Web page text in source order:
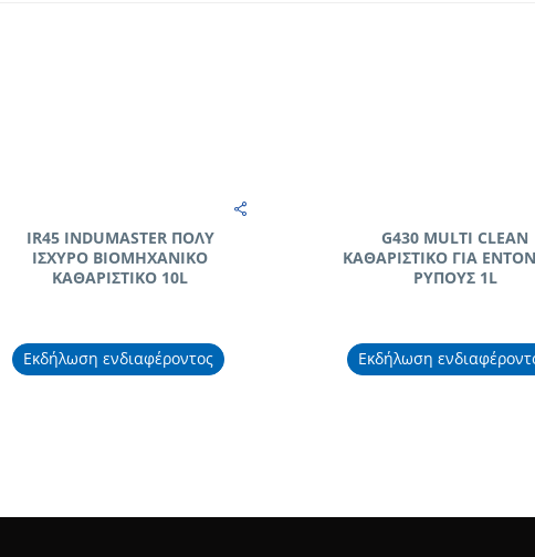
IR45 INDUMASTER ΠΟΛΥ
ΙΣΧΥΡΟ ΒΙΟΜΗΧΑΝΙΚΟ
ΚΑΘΑΡΙΣΤΙΚΟ 10L
Εκδήλωση ενδιαφέροντος
G430 MULTI CLEAN
ΚΑΘΑΡΙΣΤΙΚΟ ΓΙΑ
ΡΥΠΟΥΣ 1L
Εκδήλωση